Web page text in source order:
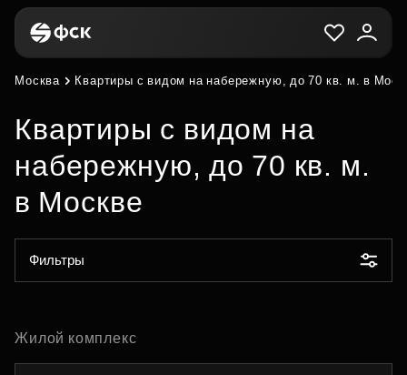
Москва Квартиры с видом на набережную, до 70 кв. м. в
Квартиры с видом на
набережную, до 70 кв. м.
в Москве
Фильтры
Жилой комплекс